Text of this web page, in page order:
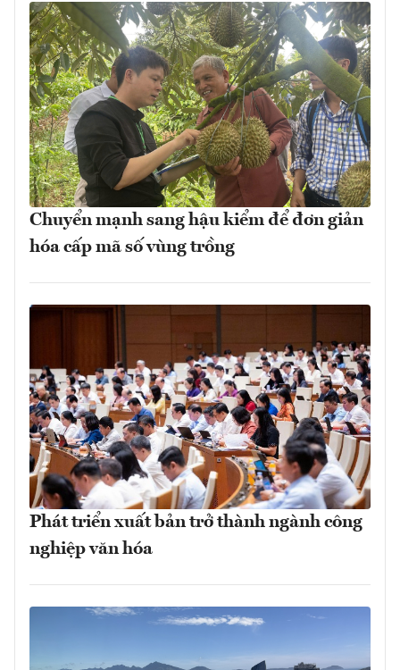
Chuyển mạnh sang hậu kiểm để đơn giản
hóa cấp mã số vùng trồng
Phát triển xuất bản trở thành ngành công
nghiệp văn hóa